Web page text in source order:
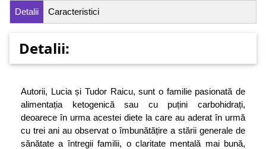
Detalii Caracteristici
Detalii:
Autorii, Lucia și Tudor Raicu, sunt o familie pasionată de
alimentația ketogenică sau cu puțini carbohidrați,
deoarece în urma acestei diete la care au aderat în urmă
cu trei ani au observat o îmbunătățire a stării generale de
sănătate a întregii familii, o claritate mentală mai bună,